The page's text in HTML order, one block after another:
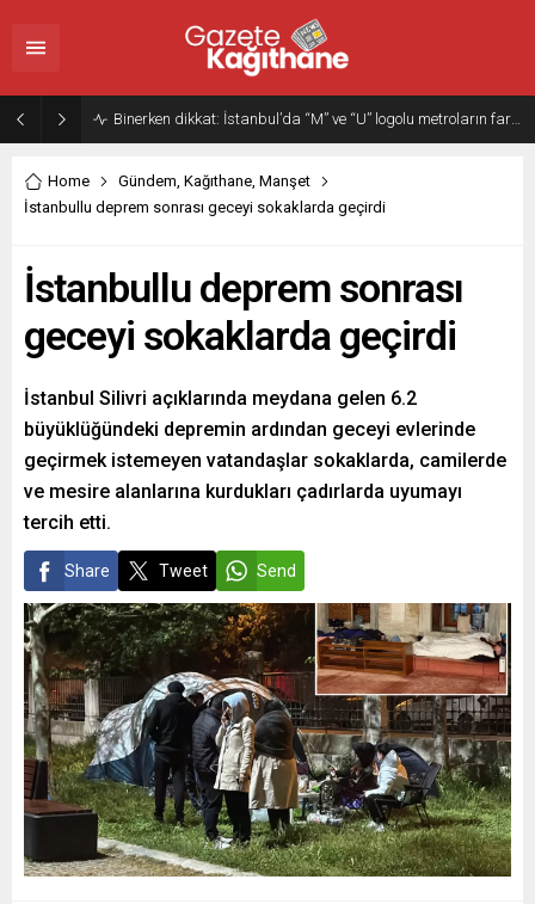
Home Gündem Kağıthane Manşet
İstanbullu deprem sonrası geceyi sokaklarda geçirdi
İstanbullu deprem sonrası
geceyi sokaklarda geçirdi
İstanbul Silivri açıklarında meydana gelen 6.2
büyüklüğündeki depremin ardından geceyi evlerinde
geçirmek istemeyen vatandaşlar sokaklarda, camilerde
ve mesire alanlarına kurdukları çadırlarda uyumayı
tercih etti.
Share Tweet Send